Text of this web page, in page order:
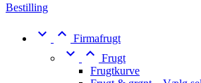
Bestilling
  Firmafrugt
  Frugt
Frugtkurve